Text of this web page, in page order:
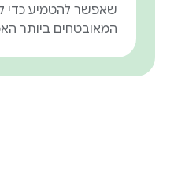
שאפשר להטמיע כדי
המאובטחים ביותר